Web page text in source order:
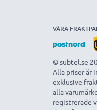
VÅRA
© subtel.se
Alla priser är
exklusive
alla
registrerade